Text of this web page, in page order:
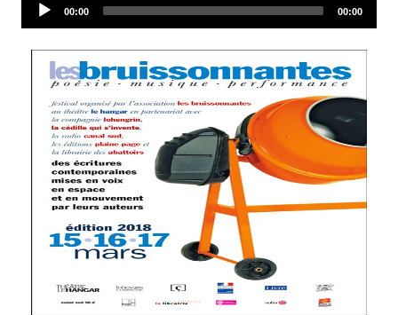
Current
00:00
Total
00:00